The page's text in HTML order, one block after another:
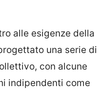
alle esigenze della
una serie di
con alcune
indipendenti come